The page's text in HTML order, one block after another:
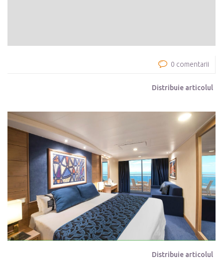
0 comentarii
Distribuie articolul
Distribuie articolul